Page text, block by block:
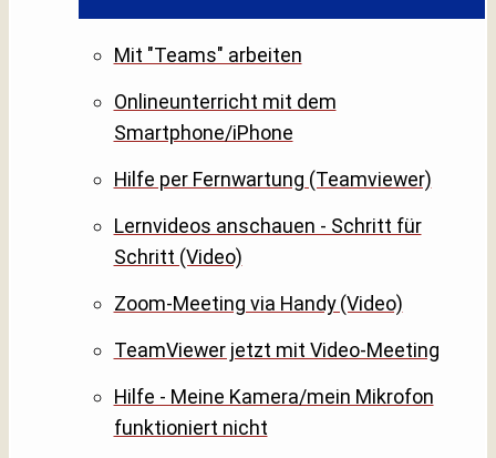
Mit "Teams" arbeiten
Onlineunterricht mit dem
Smartphone/iPhone
Hilfe per Fernwartung (Teamviewer)
Lernvideos anschauen - Schritt für
Schritt (Video)
Zoom-Meeting via Handy (Video)
TeamViewer jetzt mit Video-Meeting
Hilfe - Meine Kamera/mein Mikrofon
funktioniert nicht